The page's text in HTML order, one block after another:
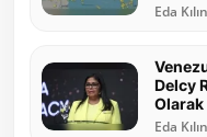
Eda
Delcy
Eda